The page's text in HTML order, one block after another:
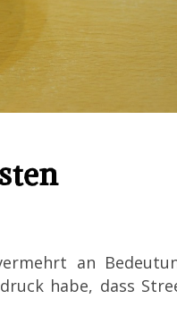
an
habe, dass